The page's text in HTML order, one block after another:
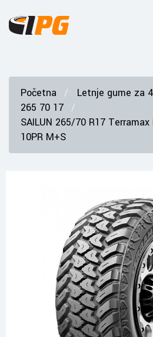
Početna
Letnje gume za
265 70 17
SAILUN 265/70 R17
10PR M+S